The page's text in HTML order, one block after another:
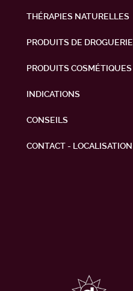
THÉRAPIES NATURELLES
PRODUITS DE DROGUERIE
PRODUITS COSMÉTIQUES
INDICATIONS
CONSEILS
CONTACT - LOCALISATION